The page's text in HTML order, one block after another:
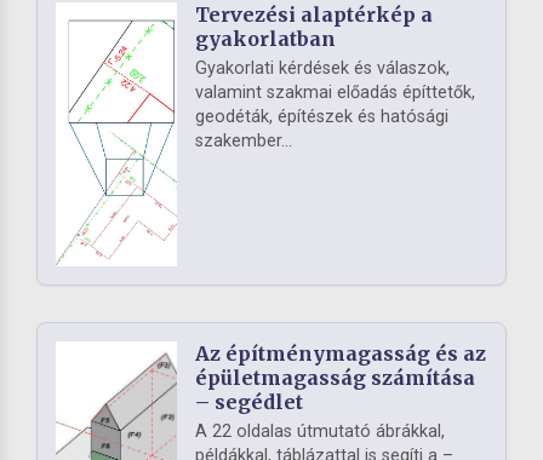
Tervezési alaptérkép a
gyakorlatban
Gyakorlati kérdések és válaszok,
valamint szakmai előadás építtetők,
geodéták, építészek és hatósági
szakember...
Az építménymagasság és az
épületmagasság számítása
– segédlet
A 22 oldalas útmutató ábrákkal,
példákkal, táblázattal is segíti a –